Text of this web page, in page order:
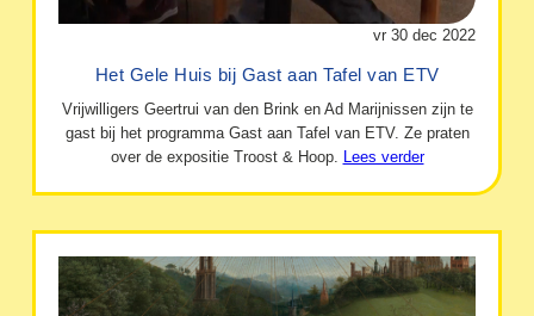
vr 30 dec 2022
Het Gele Huis bij Gast aan Tafel van ETV
Vrijwilligers Geertrui van den Brink en Ad Marijnissen zijn te
gast bij het programma Gast aan Tafel van ETV. Ze praten
over de expositie Troost & Hoop. Lees verder